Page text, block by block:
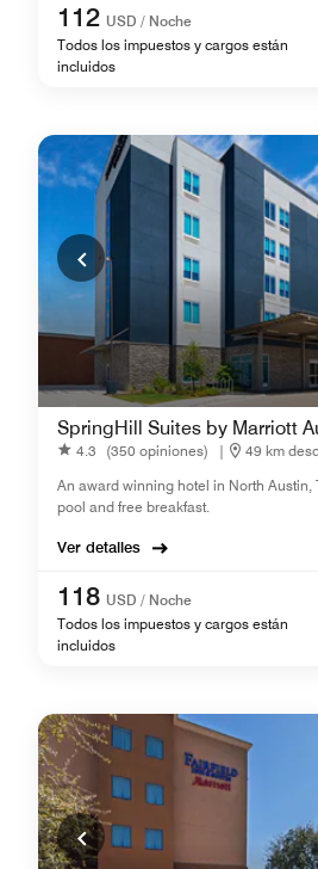
112 USD / Noche
Todos los impuestos y cargos están
incluidos
SpringHill Suites by Marriott
4.3 (350 opiniones) |
49 km
An award winning hotel in North Austin,
pool and free breakfast.
Ver detalles
118 USD / Noche
Todos los impuestos y cargos están
incluidos